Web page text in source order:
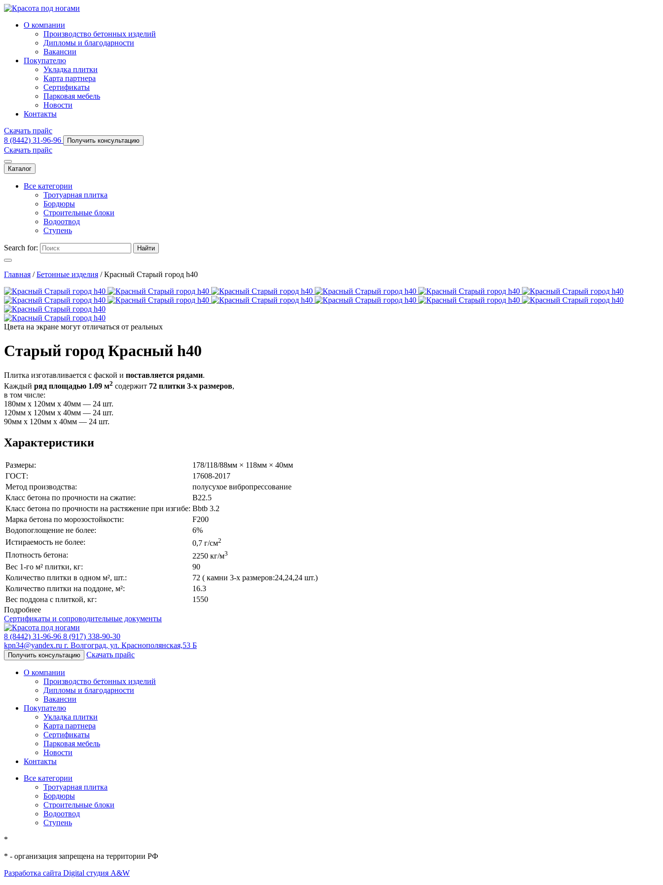
О компании
Производство бетонных изделий
Дипломы и благодарности
Вакансии
Покупателю
Укладка плитки
Карта партнера
Сертификаты
Парковая мебель
Новости
Контакты
Скачать прайс
8 (8442) 31-96-96
Получить консультацию
Скачать прайс
Каталог
Все категории
Тротуарная плитка
Бордюры
Строительные блоки
Водоотвод
Ступень
Search for: Найти
Главная /Бетонные изделия /Красный Старый город h40
Цвета на экране могут отличаться от реальных
Старый город Красный h40
Плитка изготавливается с фаской и поставляется рядами.
Каждый ряд площадью 1.09 м2 содержит 72 плитки 3-х размеров,
в том числе:
180мм х 120мм х 40мм — 24 шт.
120мм х 120мм х 40мм — 24 шт.
90мм х 120мм х 40мм — 24 шт.
Характеристики
Размеры:
178/118/88мм × 118мм × 40мм
ГОСТ:
17608-2017
Метод производства:
полусухое вибропрессование
Класс бетона по прочности на сжатие:
B22.5
Класс бетона по прочности на растяжение при изгибе: Bbtb 3.2
Марка бетона по морозостойкости:
F200
Водопоглощение не более:
6%
Истираемость не более:
0,7 г/см2
Плотность бетона: 2250 кг/м3
Вес 1-го м² плитки, кг:
90
Количество плитки в одном м², шт.:
72 ( камни 3-х размеров:24,24,24 шт.)
Количество плитки на поддоне, м²:
16.3
Вес поддона с плиткой, кг:
1550
Подробнее
Сертификаты и сопроводительные документы
8 (8442) 31-96-96 8 (917) 338-90-30
kpn34@yandex.ru г. Волгоград, ул. Краснополянская,53 Б
Получить консультацию Скачать прайс
О компании
Производство бетонных изделий
Дипломы и благодарности
Вакансии
Покупателю
Укладка плитки
Карта партнера
Сертификаты
Парковая мебель
Новости
Контакты
Все категории
Тротуарная плитка
Бордюры
Строительные блоки
Водоотвод
Ступень
*
* - организация запрещена на территории РФ
Разработка сайта Digital студия A&W